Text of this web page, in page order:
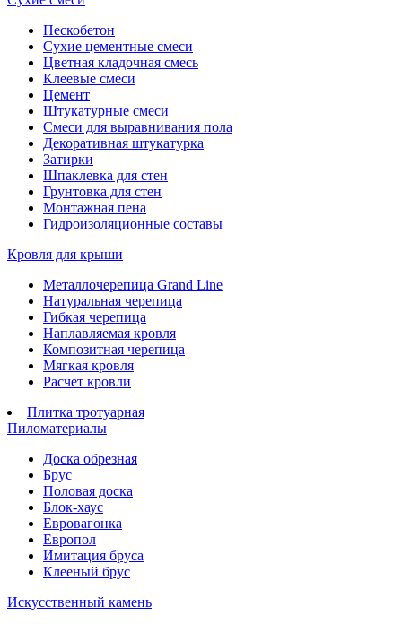
Пескобетон
Сухие цементные смеси
Цветная кладочная смесь
Клеевые смеси
Цемент
Штукатурные смеси
Смеси для выравнивания пола
Декоративная штукатурка
Затирки
Шпаклевка для стен
Грунтовка для стен
Монтажная пена
Гидроизоляционные составы
Кровля для крыши
Металлочерепица Grand Line
Натуральная черепица
Гибкая черепица
Наплавляемая кровля
Композитная черепица
Мягкая кровля
Расчет кровли
Плитка тротуарная
Пиломатериалы
Доска обрезная
Брус
Половая доска
Блок-хаус
Евровагонка
Европол
Имитация бруса
Клееный брус
Искусственный камень